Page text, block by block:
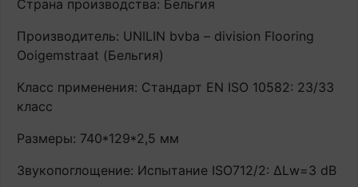
Страна производства: Бельгия
Производитель: UNILIN bvba – division Flooring
Ooigemstraat (Бельгия)
Класс применения: Стандарт EN ISO 10582: 23/33
класс
Размеры: 740*129*2,5 мм
Звукопоглощение: Испытание ISO712/2: ∆Lw=3 dB